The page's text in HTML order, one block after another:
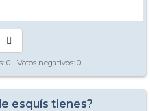
0 - Votos negativos: 0
esquís tienes?